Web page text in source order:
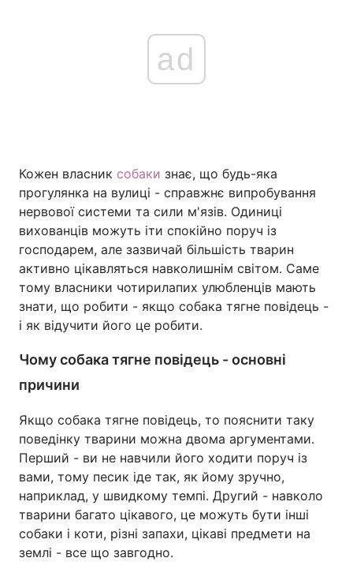
ad
Кожен власник собаки знає, що будь-яка
прогулянка на вулиці - справжнє випробування
нервової системи та сили м'язів. Одиниці
вихованців можуть іти спокійно поруч із
господарем, але зазвичай більшість тварин
активно цікавляться навколишнім світом. Саме
тому власники чотирилапих улюбленців мають
знати, що робити - якщо собака тягне повідець -
і як відучити його це робити.
Чому собака тягне повідець - основні
причини
Якщо собака тягне повідець, то пояснити таку
поведінку тварини можна двома аргументами.
Перший - ви не навчили його ходити поруч із
вами, тому песик іде так, як йому зручно,
наприклад, у швидкому темпі. Другий - навколо
тварини багато цікавого, це можуть бути інші
собаки і коти, різні запахи, цікаві предмети на
землі - все що завгодно.